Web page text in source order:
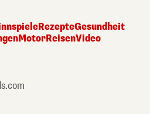
RezepteGesundheit
MotorReisenVideo